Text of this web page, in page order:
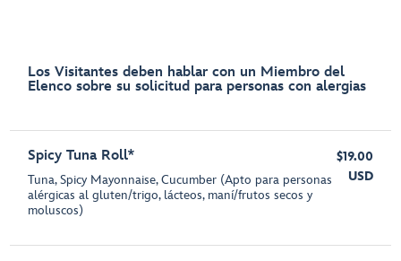
Los Visitantes deben hablar con un Miembro del
Elenco sobre su solicitud para personas con alergias
Spicy Tuna Roll*
Tuna, Spicy Mayonnaise, Cucumber (Apto para personas
alérgicas al gluten/trigo, lácteos, maní/frutos secos y
moluscos)
$19.00
USD